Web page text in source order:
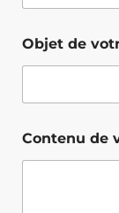
Objet de
Contenu de